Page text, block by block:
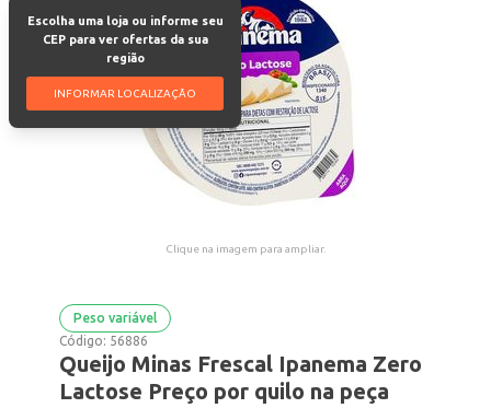
Escolha uma loja ou informe seu
CEP para ver ofertas da sua
região
INFORMAR LOCALIZAÇÃO
Clique na imagem para ampliar.
Peso variável
Código: 56886
Queijo Minas Frescal Ipanema Zero
Lactose Preço por quilo na peça